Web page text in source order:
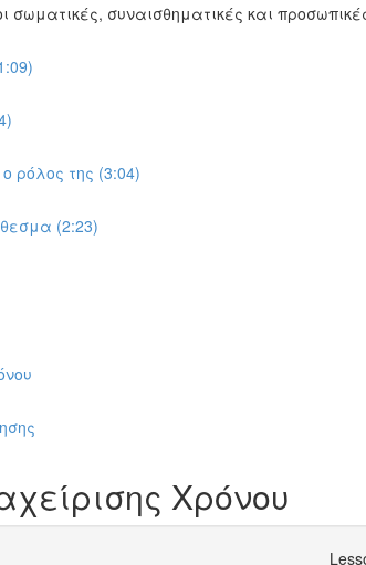
σωματικές, συναισθηματικές και
ρόλος της (3:04)
(2:23)
Χρόνου